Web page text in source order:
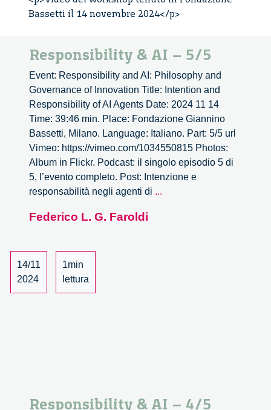
Bassetti il 14 novembre 2024</p>
Responsibility & AI – 5/5
Event: Responsibility and AI: Philosophy and
Governance of Innovation Title: Intention and
Responsibility of AI Agents Date: 2024 11 14
Time: 39:46 min. Place: Fondazione Giannino
Bassetti, Milano. Language: Italiano. Part: 5/5 url
Vimeo: https://vimeo.com/1034550815 Photos:
Album in Flickr. Podcast: il singolo episodio 5 di
5, l’evento completo. Post: Intenzione e
responsabilità negli agenti di ...
Federico L. G. Faroldi
14/11
2024
1min
lettura
Responsibility & AI – 4/5